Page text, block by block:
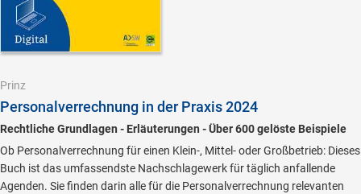
Prinz
Personalverrechnung in der Praxis 2024
Rechtliche Grundlagen - Erläuterungen - Über 600 gelöste Beispiele
Ob Personalverrechnung für einen Klein-, Mittel- oder Großbetrieb: Dieses
Buch ist das umfassendste Nachschlagewerk für täglich anfallende
Agenden. Sie finden darin alle für die Personalverrechnung relevanten